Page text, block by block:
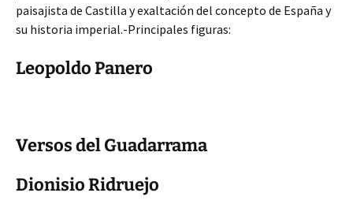
paisajista de Castilla y exaltación del concepto de España y
su historia imperial.-Principales figuras:
Leopoldo Panero
Versos del Guadarrama
Dionisio Ridruejo